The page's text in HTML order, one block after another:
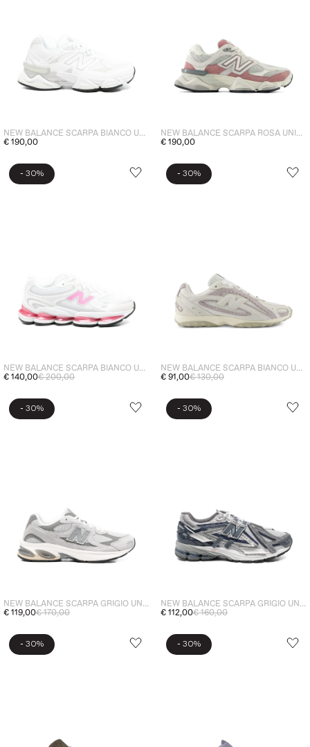
NEW BALANCE SCARPA BIANCO UNISEX 9060
€ 190,00
NEW BALANCE SCARPA ROSA UNISEX 9060
€ 190,00
- 30%
NEW BALANCE SCARPA BIANCO UNISEX ABZORB 2000
€ 140,00€ 200,00
- 30%
NEW BALANCE SCARPA BIANCO UNISEX 204L
€ 91,00€ 130,00
- 30%
NEW BALANCE SCARPA GRIGIO UNISEX 2010
€ 119,00€ 170,00
- 30%
NEW BALANCE SCARPA GRIGIO UNISEX 1906
€ 112,00€ 160,00
- 30% - 30%